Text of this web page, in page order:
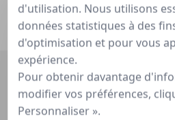
Je teste gratuitement
Recherche
Accueil»Guide de rencontre
Pour qui ?
d'utilisation. Nous utilisons
données statistiques à des
d'optimisation et pour vous
expérience.
Pour obtenir davantage
modifier vos préférences,
Personnaliser ».